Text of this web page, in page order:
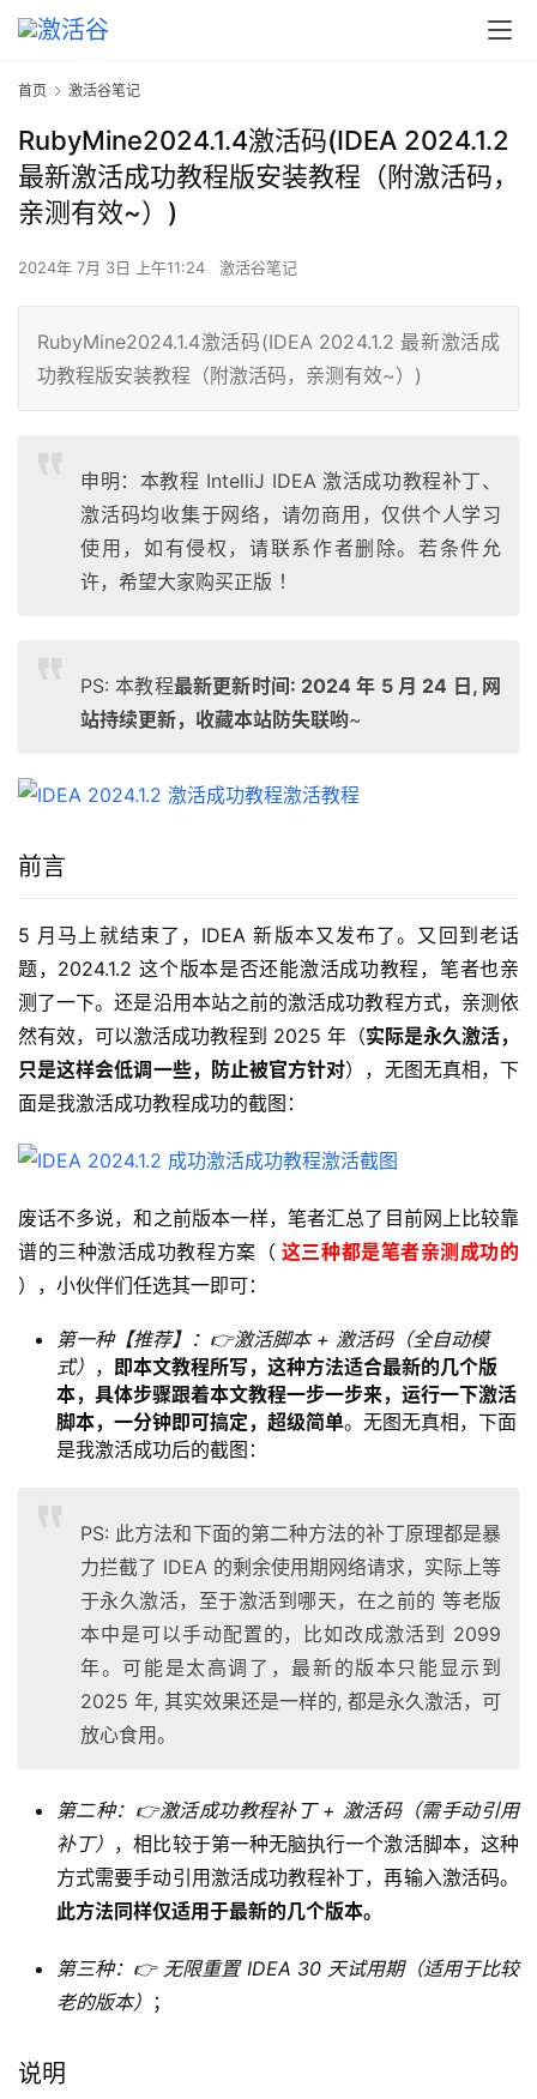
首页 激活谷笔记
RubyMine2024.1.4激活码(IDEA 2024.1.2
最新激活成功教程版安装教程（附激活码，
亲测有效~）)
2024年 7月 3日 上午11:24 激活谷笔记
RubyMine2024.1.4激活码(IDEA 2024.1.2 最新激活成
功教程版安装教程（附激活码，亲测有效~）)
申明：本教程 IntelliJ IDEA 激活成功教程补丁、
激活码均收集于网络，请勿商用，仅供个人学习
使用，如有侵权，请联系作者删除。若条件允
许，希望大家购买正版 ！
PS: 本教程最新更新时间: 2024 年 5 月 24 日, 网
站持续更新，收藏本站防失联哟~
前言
5 月马上就结束了，IDEA 新版本又发布了。又回到老话
题，2024.1.2 这个版本是否还能激活成功教程，笔者也亲
测了一下。还是沿用本站之前的激活成功教程方式，亲测依
然有效，可以激活成功教程到 2025 年（实际是永久激活，
只是这样会低调一些，防止被官方针对），无图无真相，下
面是我激活成功教程成功的截图：
废话不多说，和之前版本一样，笔者汇总了目前网上比较靠
谱的三种激活成功教程方案（
），小伙伴们任选其一即可：
第一种【推荐】：👉激活脚本 + 激活码（全自动模
式） ， 即本文教程所写，这种方法适合最新的几个版
本，具体步骤跟着本文教程一步一步来，运行一下激活
脚本，一分钟即可搞定，超级简单。无图无真相，下面
是我激活成功后的截图：
PS: 此方法和下面的第二种方法的补丁原理都是暴
力拦截了 IDEA 的剩余使用期网络请求，实际上等
于永久激活，至于激活到哪天，在之前的 等老版
本中是可以手动配置的，比如改成激活到 2099
年。可能是太高调了，最新的版本只能显示到
2025 年, 其实效果还是一样的, 都是永久激活，可
放心食用。
第二种：👉激活成功教程补丁 + 激活码（需手动引用
补丁） ，相比较于第一种无脑执行一个激活脚本，这种
方式需要手动引用激活成功教程补丁，再输入激活码。
此方法同样仅适用于最新的几个版本。
第三种：👉 无限重置 IDEA 30 天试用期（适用于比较
老的版本） ；
说明